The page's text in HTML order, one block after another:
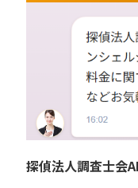
探偵法人調査士会